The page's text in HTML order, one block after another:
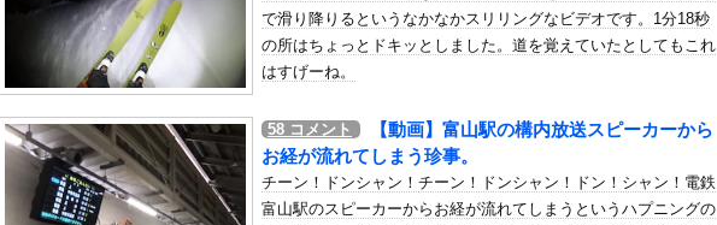
4号機ジジイ「どんなノーマルタイプでも下皿はガッチガチがデフォ」←マジで無駄な事やっ...
好きな女の子から預かったHDDの中から、とんでもないモノを発見してしまった
CANDYTUNEの村川緋杏の写真集売上、0.12万部wwwwwwwwww
海外「日本がキラキラして見える…」 日本の街頭インタビューに登場した女子高生4人組が...
【動画】パキスタンの山の麓で撮影された鉄砲水が地獄すぎる。
10代「ローゼンメイデンのアニメなんて知らない」8割
【画像】おまえらくんの机がこの女の子の椅子にされてたらｗｗｗ
で滑り降りるというなかなかスリリングなビデオです。1分18秒
の所はちょっとドキッとしました。道を覚えていたとしてもこれ
はすげーね。
58 コメント
【動画】富山駅の構内放送スピーカーから
お経が流れてしまう珍事。
チーン！ドンシャン！チーン！ドンシャン！ドン！シャン！電鉄
富山駅のスピーカーからお経が流れてしまうというハプニングの